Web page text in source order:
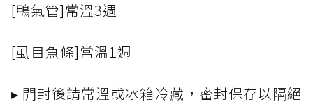
[鴨氣管]常溫3週
[虱目魚條]常溫1週
▸ 開封後請常溫或冰箱冷藏，密封保存以隔絕